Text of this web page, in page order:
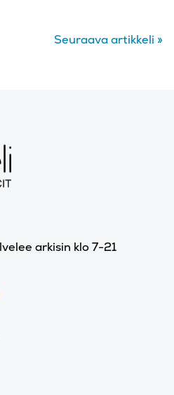
Seuraava artikkeli »
arkisin klo 7-21